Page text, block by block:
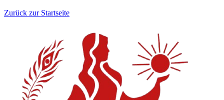
Zurück zur Startseite